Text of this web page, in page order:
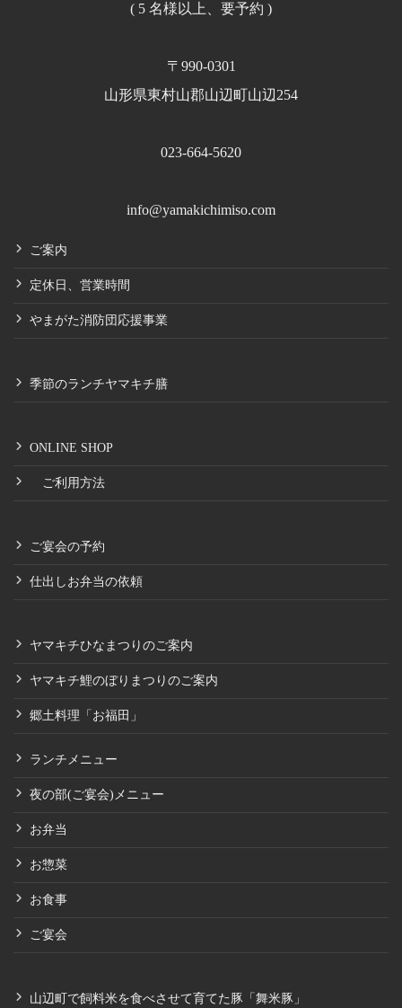
( 5 名様以上、要予約 )
〒990-0301
山形県東村山郡山辺町山辺254
023-664-5620
info@yamakichimiso.com
ご案内
定休日、営業時間
やまがた消防団応援事業
季節のランチヤマキチ膳
ONLINE SHOP
ご利用方法
ご宴会の予約
仕出しお弁当の依頼
ヤマキチひなまつりのご案内
ヤマキチ鯉のぼりまつりのご案内
郷土料理「お福田」
ランチメニュー
夜の部(ご宴会)メニュー
お弁当
お惣菜
お食事
ご宴会
山辺町で飼料米を食べさせて育てた豚「舞米豚」